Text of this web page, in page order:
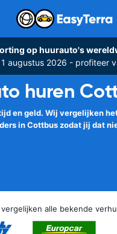
op huurauto's
augustus 2026 - profiteer
huren
en geld. Wij vergelijken
in Cottbus zodat jij dat
vergelijken alle bekende